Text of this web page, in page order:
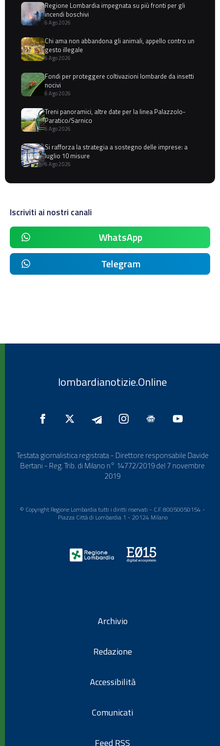
Regione Lombardia impegnata su più fronti per gli
incendi boschivi
6 Ago 2026
Chi ama non abbandona gli animali, appello contro un
gesto illegale
6 Ago 2026
Fondi per proteggere coltivazioni lombarde da insetti
nocivi
6 Ago 2026
Treni panoramici, altre date per la linea Palazzolo-
Paratico/Sarnico
6 Ago 2026
Si rafforza la strategia a sostegno delle imprese: a
luglio 10 misure
6 Ago 2026
Iscriviti ai nostri canali
WhatsApp
Telegram
lombardianotizie.Online
Testata giornalistica registrata - Direttore responsabile Davide
Bertani - Reg. Trib. di Milano n° 14772/2019 del 7 novembre
2019
© Copyright Regione Lombardia tutti i diritti riservati - C.F. 80050050154 -
Piazza Città di Lombardia 1 - 20124 Milano
Archivio
Redazione
Accessibilità
Comunicati
Feed RSS